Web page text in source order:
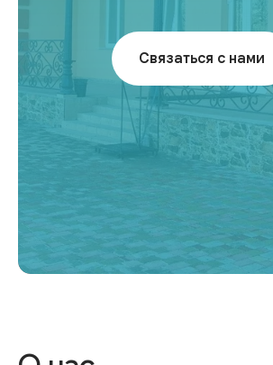
Связаться с нами
Амвросиевский
реабилитационный центр
в Донецкой Народной Республике
создан в 2020 году на личные
средства создателя центра Дарьи
пожертвований.